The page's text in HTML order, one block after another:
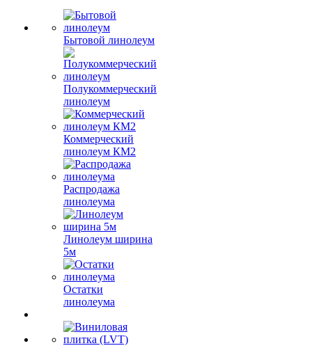
Бытовой линолеум
Полукоммерческий
линолеум
Коммерческий
линолеум КМ2
Распродажа
линолеума
Линолеум ширина
5м
Остатки
линолеума